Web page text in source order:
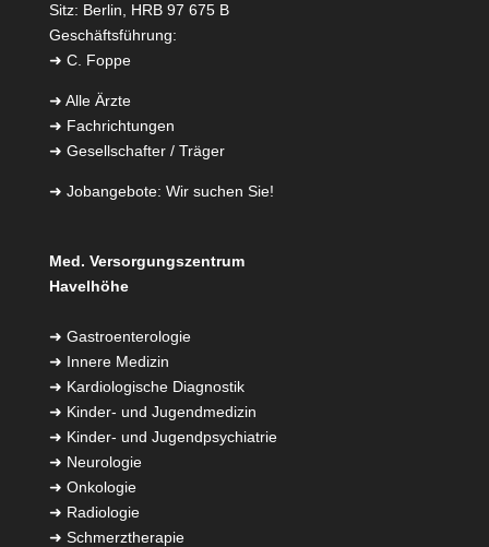
Sitz: Berlin, HRB 97 675 B
Geschäftsführung:
➜ C. Foppe
➜ Alle Ärzte
➜ Fachrichtungen
➜ Gesellschafter / Träger
➜ Jobangebote: Wir suchen Sie!
Med. Versorgungszentrum
Havelhöhe
➜ Gastroenterologie
➜ Innere Medizin
➜ Kardiologische Diagnostik
➜ Kinder- und Jugendmedizin
➜ Kinder- und Jugendpsychiatrie
➜ Neurologie
➜ Onkologie
➜ Radiologie
➜ Schmerztherapie